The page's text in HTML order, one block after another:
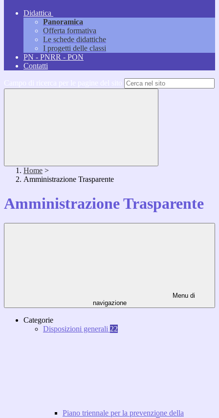
Didattica
Panoramica
Offerta formativa
Le schede didattiche
I progetti delle classi
PN - PNRR - PON
Contatti
Home >
Amministrazione Trasparente
Amministrazione Trasparente
Menu di
navigazione
Categorie
Disposizioni generali 22
Piano triennale per la prevenzione della